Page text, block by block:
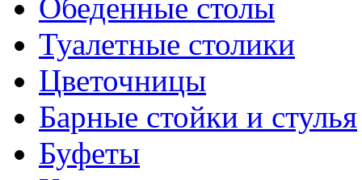
Обеденные столы
Туалетные столики
Цветочницы
Барные стойки и стулья
Буфеты